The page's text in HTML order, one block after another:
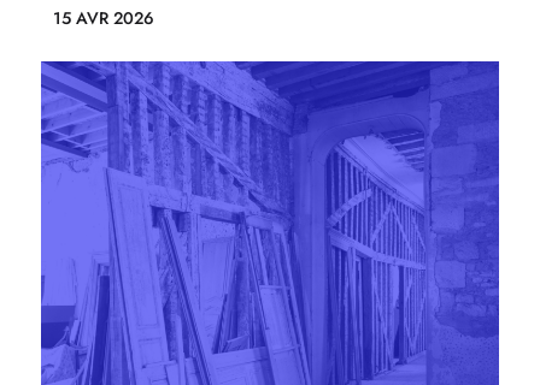
15 AVR 2026